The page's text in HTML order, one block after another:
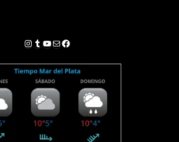
Instagram
Tumblr
YouTube
Correo electrónico
Facebook